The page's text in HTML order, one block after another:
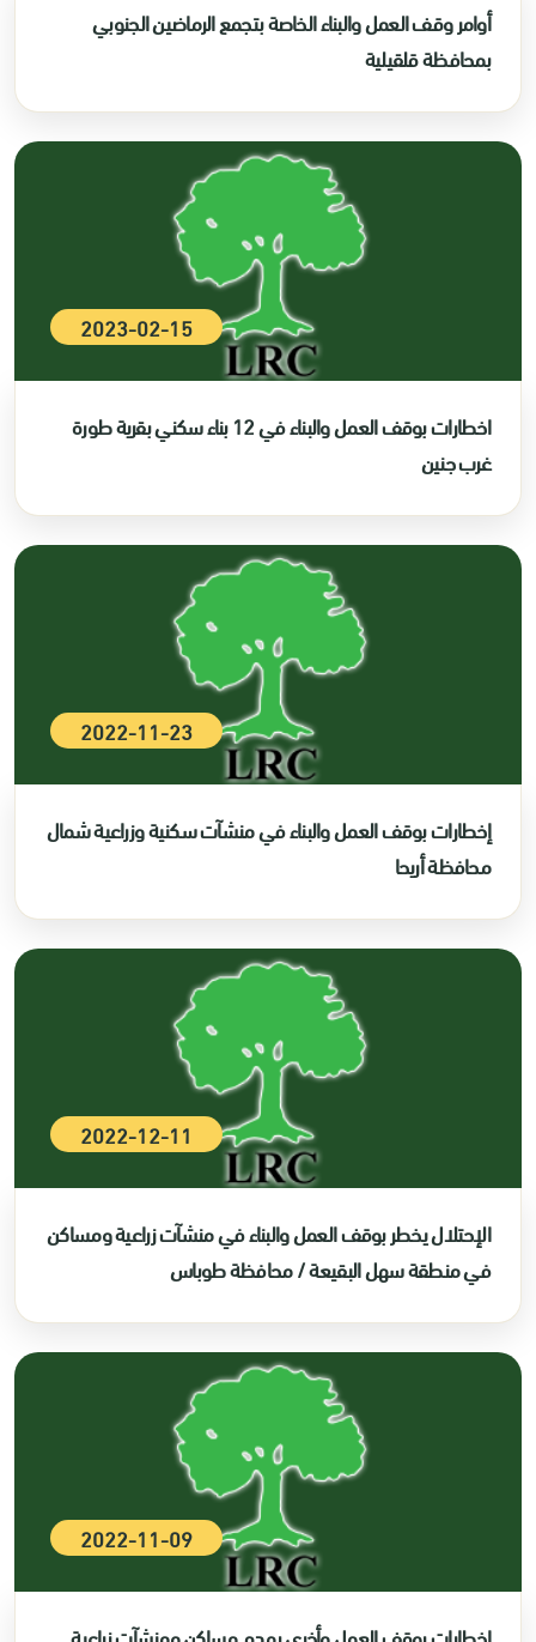
أوامر وقف العمل والبناء الخاصة بتجمع الرماضين الجنوبي
بمحافظة قلقيلية
2023-02-15
اخطارات بوقف العمل والبناء في 12 بناء سكني بقرية طورة
غرب جنين
2022-11-23
إخطارات بوقف العمل والبناء في منشآت سكنية وزراعية شمال
محافظة أريحا
2022-12-11
الإحتلال يخطر بوقف العمل والبناء في منشآت زراعية ومساكن
في منطقة سهل البقيعة / محافظة طوباس
2022-11-09